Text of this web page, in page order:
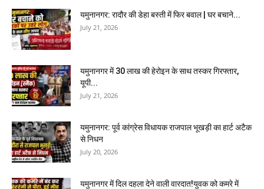
यमुनानगर: रादौर की डेहा बस्ती में फिर बवाल | घर बचाने...
July 21, 2026
यमुनानगर में 30 लाख की हेरोइन के साथ तस्कर गिरफ्तार,
यूपी...
July 21, 2026
यमुनानगर: पूर्व कांग्रेस विधायक राजपाल भूखड़ी का हार्ट अटैक
से निधन
July 20, 2026
यमुनानगर में दिल दहला देने वाली वारदात!युवक को कमरे में